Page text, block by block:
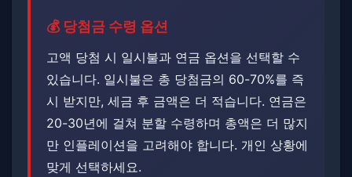
💰 당첨금 수령 옵션
고액 당첨 시 일시불과 연금 옵션을 선택할 수
있습니다. ​​일시불은 총 당첨금의 60-70%를 즉
시 받지만, 세금 후 금액은 더 적습니다. 연금은
20-30년에 걸쳐 분할 수령하며 총액은 더 많지
만 인플레이션을 고려해야 합니다. ​개인 상황에
맞게 선택하세요.